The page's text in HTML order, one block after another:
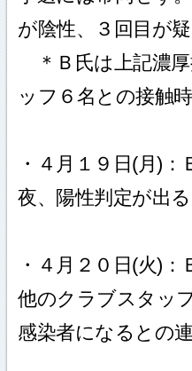
が陰性、３回目が
＊Ｂ氏は上記濃
ッフ６名との接触
・４月１９日(月)
夜、陽性判定が出る
・４月２０日(火)
他のクラブスタッ
感染者になるとの
ＰＣＲ検